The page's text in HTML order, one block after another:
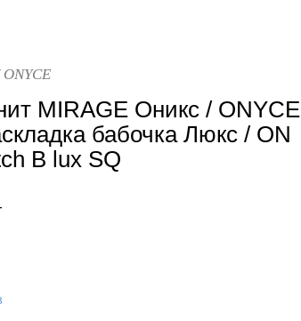
MIRAGE Оникс / ONYCE
бабочка Люкс / ON
B lux SQ